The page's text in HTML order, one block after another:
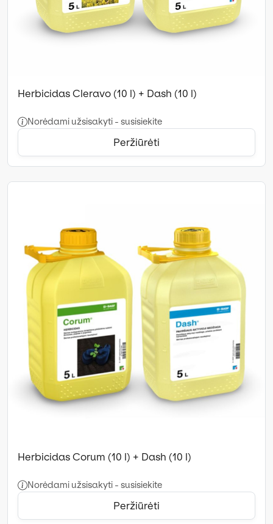
Herbicidas Cleravo (10 l) + Dash (10 l)
Norėdami užsisakyti - susisiekite
Peržiūrėti
Herbicidas Corum (10 l) + Dash (10 l)
Norėdami užsisakyti - susisiekite
Peržiūrėti